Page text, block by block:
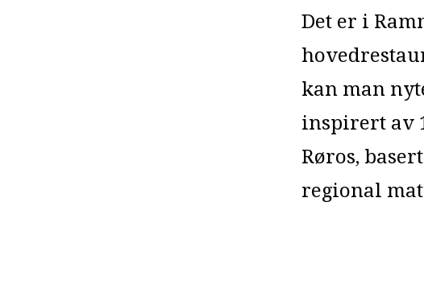
Det er i
kan man
inspirert av
Røros,
regional